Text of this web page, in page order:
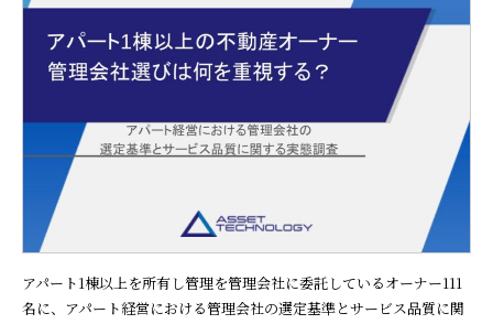
アパート1棟以上を所有し管理を管理会社に委託しているオーナー111
名に、アパート経営における管理会社の選定基準とサービス品質に関